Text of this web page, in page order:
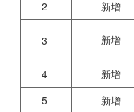
2
新增
3 新增
4 新增
5
新增